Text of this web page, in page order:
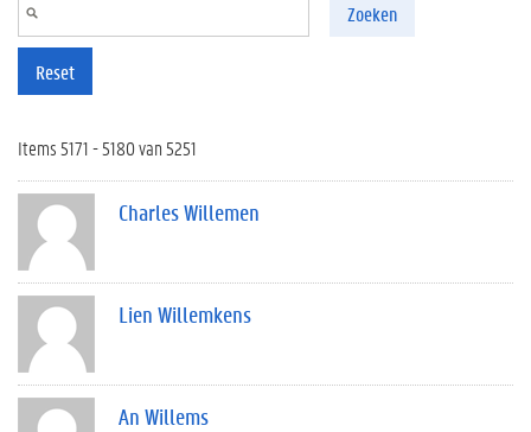
Zoeken
Reset
Items 5171 - 5180 van 5251
Charles Willemen
Lien Willemkens
An Willems